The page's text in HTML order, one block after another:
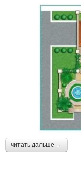
читать дальше →